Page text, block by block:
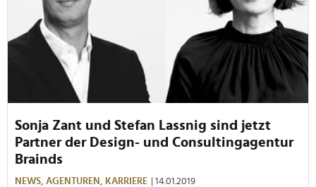
Sonja Zant und Stefan Lassnig sind jetzt
Partner der Design- und Consultingagentur
Brainds
NEWS, AGENTUREN, KARRIERE | 14.01.2019